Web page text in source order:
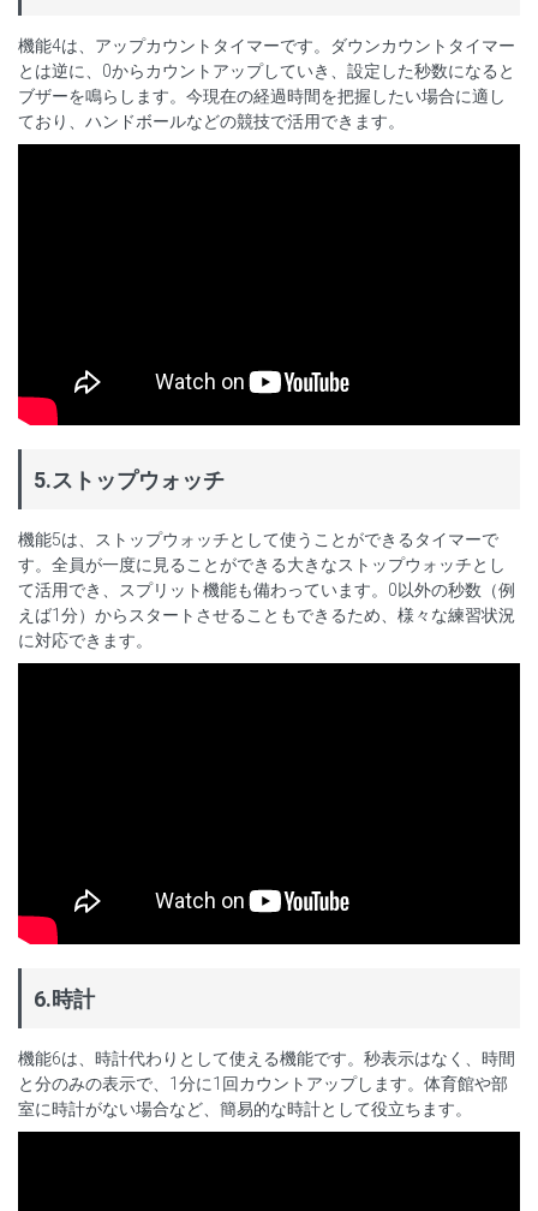
機能4は、アップカウントタイマーです。ダウンカウントタイマー
とは逆に、0からカウントアップしていき、設定した秒数になると
ブザーを鳴らします。今現在の経過時間を把握したい場合に適し
ており、ハンドボールなどの競技で活用できます。
5.ストップウォッチ
機能5は、ストップウォッチとして使うことができるタイマーで
す。全員が一度に見ることができる大きなストップウォッチとし
て活用でき、スプリット機能も備わっています。0以外の秒数（例
えば1分）からスタートさせることもできるため、様々な練習状況
に対応できます。
6.時計
機能6は、時計代わりとして使える機能です。秒表示はなく、時間
と分のみの表示で、1分に1回カウントアップします。体育館や部
室に時計がない場合など、簡易的な時計として役立ちます。